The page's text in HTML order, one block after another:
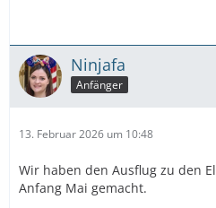
Ninjafa
Anfänger
13. Februar 2026 um 10:48
Wir haben den Ausflug zu den
Anfang Mai gemacht.